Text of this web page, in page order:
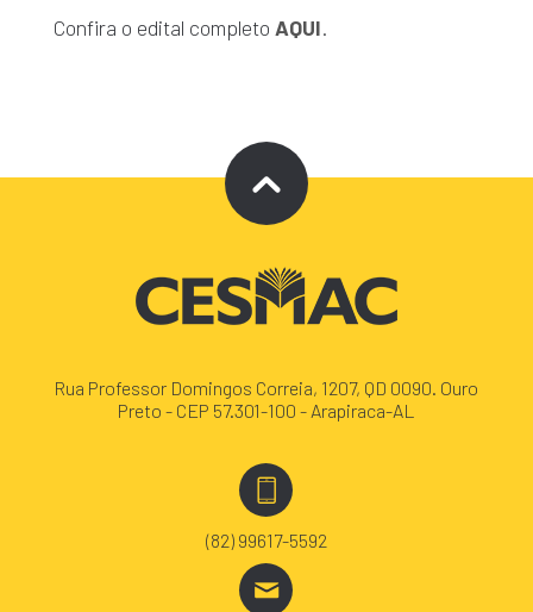
Confira o edital completo AQUI.
Rua Professor Domingos Correia, 1207, QD 0090. Ouro
Preto - CEP 57.301-100 - Arapiraca-AL
(82) 99617-5592